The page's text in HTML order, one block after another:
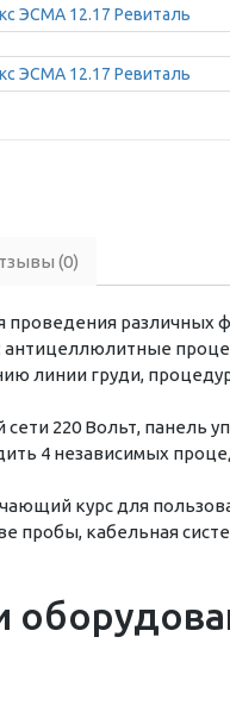
(0)
различных
линии груди,
220 Вольт,
4 независимых
курс для
пробы, кабельная